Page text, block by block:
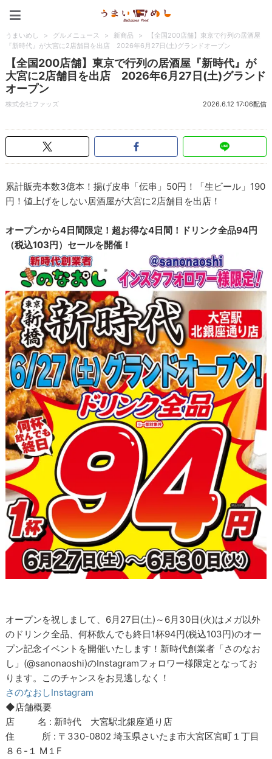
うまいめし > グルメニュース > 新商品 >
【全国200店舗】東京で行列の居酒屋
『新時代』が大宮に2店舗目を出店 2026年6月27日(土)グランドオープン
【全国200店舗】東京で行列の居酒屋『新時代』が
大宮に2店舗目を出店 2026年6月27日(土)グランド
オープン
株式会社ファッズ 2026.6.12 17:06配信
累計販売本数3億本！揚げ皮串「伝串」50円！「生ビール」190
円！値上げをしない居酒屋が大宮に2店舗目を出店！
オープンから4日間限定！超お得な4日間！ドリンク全品94円
（税込103円）セールを開催！
オープンを祝しまして、6月27日(土)～6月30日(火)はメガ以外
のドリンク全品、何杯飲んでも終日1杯94円(税込103円)のオー
プン記念イベントを開催いたします！新時代創業者「さのなお
し」(@sanonaoshi)のInstagramフォロワー様限定となってお
ります。このチャンスをお見逃しなく！
さのなおしInstagram
◆店舗概要
店 名 : 新時代 大宮駅北銀座通り店
住 所 : 〒330-0802 埼玉県さいたま市大宮区宮町１丁目
８６-１ M１F